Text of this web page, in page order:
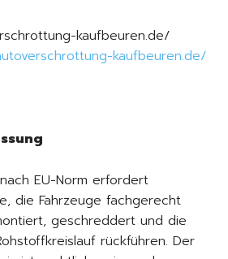
kaufbeuren.de/
kaufbeuren.de/
EU-Norm erfordert
die Fahrzeuge fachgerecht
geschreddert und die
rückführen. Der